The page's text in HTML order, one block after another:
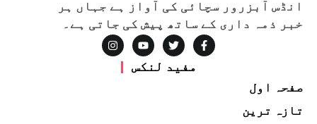
انڈس آبزرور سچائی کی آواز ہے جہاں ہر
خبر ذمہ داری کے ساتھ پیش کی جاتی ہے۔
مفید لنکس
صفحہ اول
تازہ ترین